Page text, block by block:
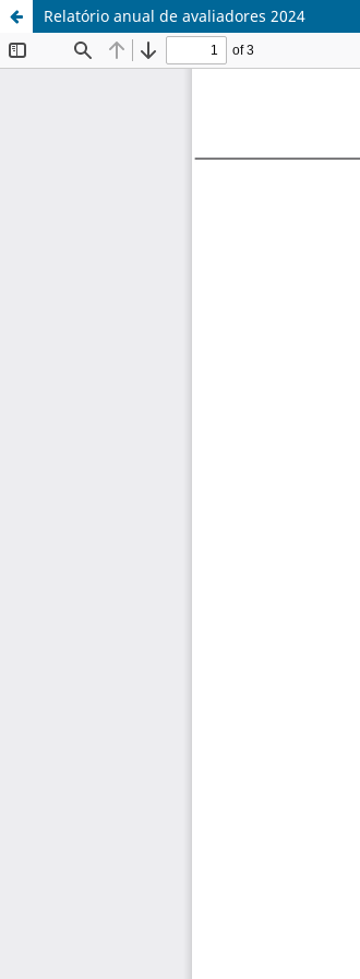
Relatório anual de avaliadores 2024